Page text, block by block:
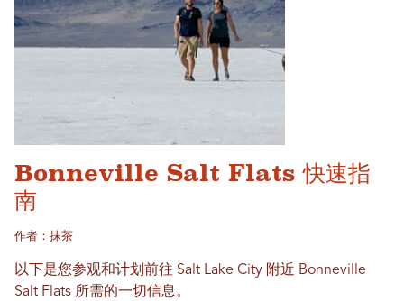
Bonneville Salt Flats 快速指
南
作者：抹茶
以下是您参观和计划前往 Salt Lake City 附近 Bonneville
Salt Flats 所需的一切信息。